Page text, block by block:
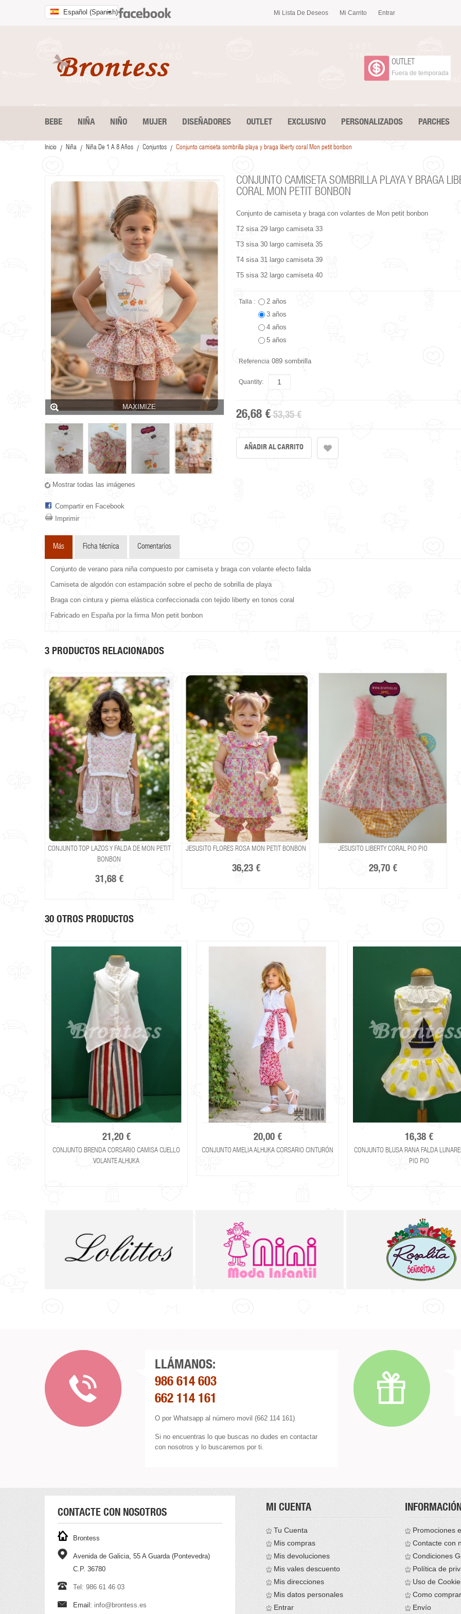
Mi Lista De Deseos Mi Carrito Entrar
Español (Spanish)
OUTLET
Fuera de temporada
BEBE NIÑA NIÑO MUJER DISEÑADORES OUTLET EXCLUSIVO PERSONALIZADOS PARCHES
Inicio Niña Niña De 1 A 8 Años Conjuntos Conjunto camiseta sombrilla playa y braga liberty coral Mon petit bonbon
MAXIMIZE
Mostrar todas las imágenes
Compartir en Facebook
Imprimir
CONJUNTO CAMISETA SOMBRILLA PLAYA Y BRAGA
CORAL MON PETIT BONBON
Conjunto de camiseta y braga con volantes de Mon petit bonbon
T2 sisa 29 largo camiseta 33
T3 sisa 30 largo camiseta 35
T4 sisa 31 largo camiseta 39
T5 sisa 32 largo camiseta 40
Talla :
2 años
3 años
4 años
5 años
Referencia 089 sombrilla
Quantity:
26,68 € 53,35 €
Más Ficha técnica Comentarios
Conjunto de verano para niña compuesto por camiseta y braga con volante efecto falda
Camiseta de algodón con estampación sobre el pecho de sobrilla de playa
Braga con cintura y pierna elástica confeccionada con tejido liberty en tonos coral
Fabricado en España por la firma Mon petit bonbon
3 PRODUCTOS RELACIONADOS
CONJUNTO TOP LAZOS Y FALDA DE MON PETIT
BONBON
31,68 €
JESUSITO FLORES ROSA MON PETIT BONBON
36,23 €
JESUSITO LIBERTY CORAL PIO PIO
29,70 €
30 OTROS PRODUCTOS
21,20 €
CONJUNTO BRENDA CORSARIO CAMISA CUELLO
VOLANTE ALHUKA
20,00 €
CONJUNTO AMELIA ALHUKA CORSARIO CINTURÓN
16,38 €
CONJUNTO BLUSA RANA FALDA
PIO PIO
LLÁMANOS:
986 614 603
662 114 161
O por Whatsapp al número movil (662 114 161)
Si no encuentras lo que buscas no dudes en contactar
con nosotros y lo buscaremos por ti.
CONTACTE CON NOSOTROS
Brontess
Avenida de Galicia, 55 A Guarda (Pontevedra)
C.P. 36780
Tel: 986 61 46 03
Email: info@brontess.es
MI CUENTA
Tu Cuenta
Mis compras
Mis devoluciones
Mis vales descuento
Mis direcciones
Mis datos personales
Entrar
Promociones
Contacte con
Condiciones
Política de
Uso de
Como comprar
Envío